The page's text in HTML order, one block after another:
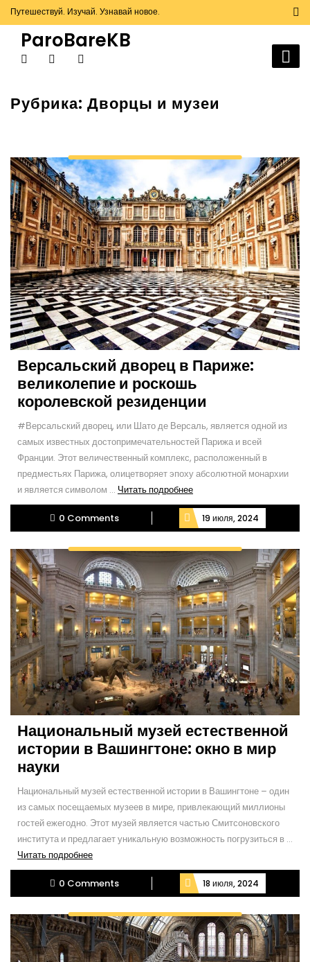
Skip
to
content
Путешествуй. Изучай. Узнавай новое.
ParoBareKB
Рубрика: Дворцы и музеи
Версальский дворец в Париже:
великолепие и роскошь
королевской резиденции
#Версальский дворец, или Шато де Версаль, является одной из
самых известных достопримечательностей Парижа и всей
Франции. Этот величественный комплекс, расположенный в
предместьях Парижа, олицетворяет эпоху абсолютной монархии
и является символом ... Читать подробнееЧитать
подробнее
0 Comments
19 июля, 2024
Национальный музей естественной
истории в Вашингтоне: окно в мир
науки
Национальный музей естественной истории в Вашингтоне – один
из самых посещаемых музеев в мире, привлекающий миллионы
гостей ежегодно. Этот музей является частью Смитсоновского
института и предлагает уникальную возможность погрузиться в ...
Читать подробнееЧитать
подробнее
0 Comments
18 июля, 2024